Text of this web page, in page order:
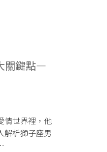
關鍵點—
情世界裡，他
解析獅子座男